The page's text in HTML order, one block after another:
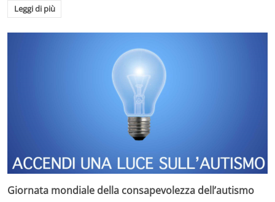
Leggi di più
Giornata mondiale della consapevolezza dell’autismo